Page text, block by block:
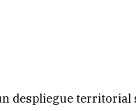
despliegue territorial